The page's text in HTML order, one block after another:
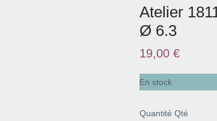
Atelier
Ø 6.3
19,00 €
En stock
Quantité Qté